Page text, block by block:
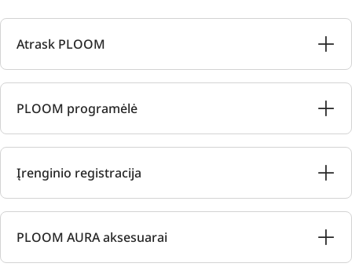
Atrask PLOOM
PLOOM programėlė
Įrenginio registracija
PLOOM AURA aksesuarai